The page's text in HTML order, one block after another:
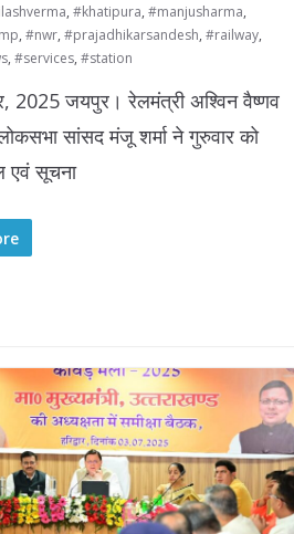
, #khatipura, #manjusharma,
, #nwr, #prajadhikarsandesh, #railway,
, #services, #station
2025 जयपुर। रेलमंत्री अश्विन वैष्णव
सांसद मंजू शर्मा ने गुरुवार को
एवं सूचना